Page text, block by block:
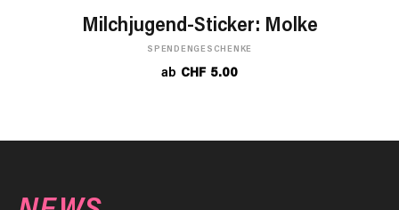
Milchjugend-Sticker: Molke
SPENDENGESCHENKE
ab CHF5.00